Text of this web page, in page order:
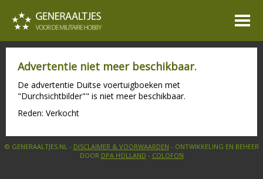
Advertentie niet meer beschikbaar.
De advertentie Duitse voertuigboeken met
"Durchsichtbilder"" is niet meer beschikbaar.
Reden: Verkocht
© GENERAALTJES.NL - DISCLAIMER & VOORWAARDEN - ONTWIKKELING EN BEHEER
DOOR DPA HOLLAND - COLOFON